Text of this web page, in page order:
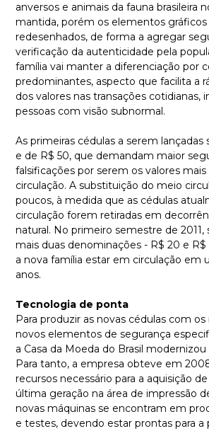
anversos e animais da fauna brasileira
mantida, porém os elementos gráficos
redesenhados, de forma a agregar
verificação da autenticidade pela
família vai manter a diferenciação por
predominantes, aspecto que facilita a
dos valores nas transações cotidianas,
pessoas com visão subnormal.
As primeiras cédulas a serem lançadas
e de R$ 50, que demandam maior
falsificações por serem os valores
circulação. A substituição do meio
poucos, à medida que as cédulas
circulação forem retiradas em
natural. No primeiro semestre de 2011,
mais duas denominações - R$ 20 e
a nova família estar em circulação em
anos.
Tecnologia de ponta
Para produzir as novas cédulas com
novos elementos de segurança
a Casa da Moeda do Brasil
Para tanto, a empresa obteve em
recursos necessário para a aquisição
última geração na área de impressão
novas máquinas se encontram em
e testes, devendo estar prontas para a